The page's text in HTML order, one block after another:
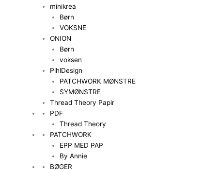
minikrea
Børn
VOKSNE
ONION
Børn
voksen
PihlDesign
PATCHWORK MØNSTRE
SYMØNSTRE
Thread Theory Papir
PDF
Thread Theory
PATCHWORK
EPP MED PAP
By Annie
BØGER